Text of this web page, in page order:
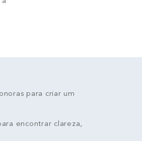
para criar um
encontrar clareza,